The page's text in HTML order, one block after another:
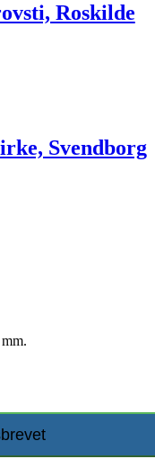
Roskilde
Svendborg